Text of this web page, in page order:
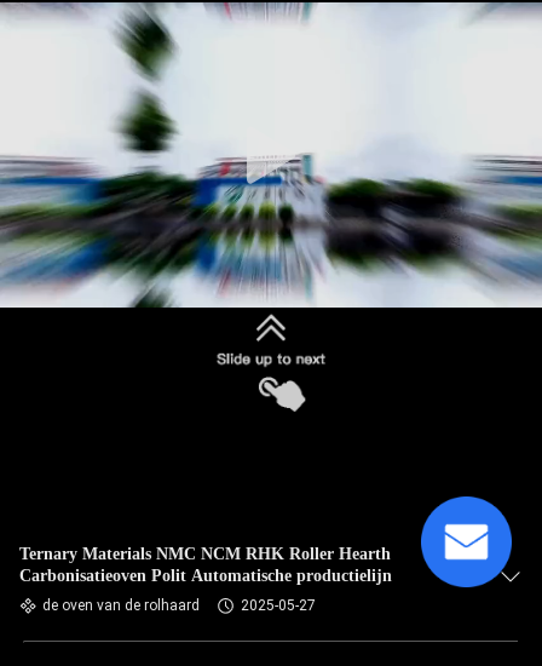
Ternary Materials NMC NCM RHK Roller Hearth
Carbonisatieoven Polit Automatische productielijn
de oven van de rolhaard 2025-05-27